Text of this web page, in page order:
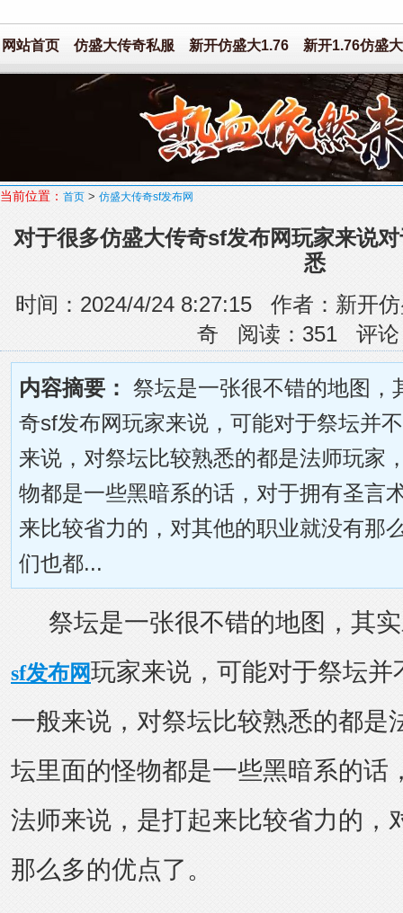
网站首页 仿盛大传奇私服 新开仿盛大1.76 新开1.76仿盛大
当前位置： 首页 > 仿盛大传奇sf发布网
对于很多仿盛大传奇sf发布网玩家来说
悉
时间：2024/4/24 8:27:15 作者：新开
奇 阅读： 351 评论
内容摘要： 祭坛是一张很不错的地图，
奇sf发布网玩家来说，可能对于祭坛并
来说，对祭坛比较熟悉的都是法师玩家
物都是一些黑暗系的话，对于拥有圣言
来比较省力的，对其他的职业就没有那
们也都...
祭坛是一张很不错的地图，其
sf发布网玩家来说，可能对于祭坛并
一般来说，对祭坛比较熟悉的都是
坛里面的怪物都是一些黑暗系的话
法师来说，是打起来比较省力的，
那么多的优点了。